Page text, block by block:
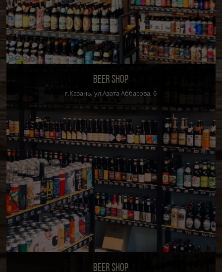
BEER SHOP
г.Казань, ул.Азата Аббасова, 6
BEER SHOP